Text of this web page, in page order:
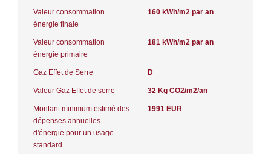
Valeur consommation
énergie finale
160 kWh/m2 par an
Valeur consommation
énergie primaire
181 kWh/m2 par an
Gaz Effet de Serre D
Valeur Gaz Effet de serre 32 Kg CO2/m2/an
Montant minimum estimé des
dépenses annuelles
d'énergie pour un usage
standard
1991 EUR